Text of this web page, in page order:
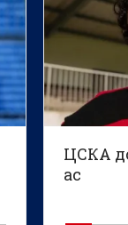
ЦСКА
ас